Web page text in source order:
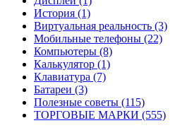
История (1)
Виртуальная реальность (3)
Мобильные телефоны (22)
Компьютеры (8)
Калькулятор (1)
Клавиатура (7)
Батареи (3)
Полезные советы (115)
ТОРГОВЫЕ МАРКИ (555)